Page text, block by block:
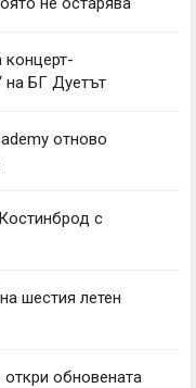
на БГ Дуетът
отново
с
шестия летен
обновената